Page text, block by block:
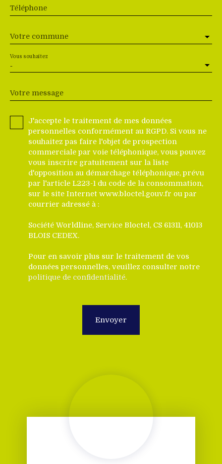
Téléphone
Votre commune
-
Vous souhaitez
Votre message
J'accepte le traitement de mes données
personnelles conformément au RGPD. Si vous ne
souhaitez pas faire l'objet de prospection
commerciale par voie téléphonique, vous pouvez
vous inscrire gratuitement sur la liste
d'opposition au démarchage téléphonique, prévu
par l'article L223-1 du code de la consommation,
sur le site Internet www.bloctel.gouv.fr ou par
courrier adressé à :
Société Worldline, Service Bloctel, CS 61311, 41013
BLOIS CEDEX.
Pour en savoir plus sur le traitement de vos
données personnelles, veuillez consulter notre
politique de confidentialité.
Envoyer